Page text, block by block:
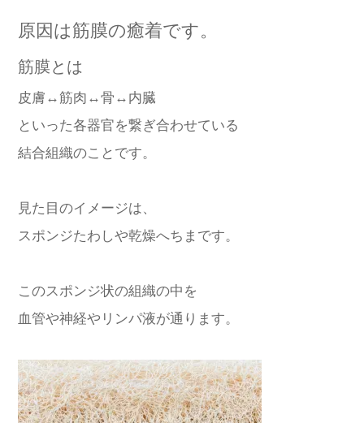
原因は筋膜の癒着です。
筋膜とは
皮膚↔筋肉↔骨↔内臓
といった各器官を繋ぎ合わせている
結合組織のことです。
見た目のイメージは、
スポンジたわしや乾燥へちまです。
このスポンジ状の組織の中を
血管や神経やリンパ液が通ります。